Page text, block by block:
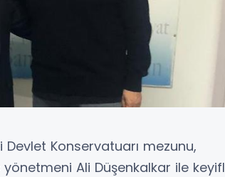
Devlet Konservatuarı mezunu,
Ali Düşenkalkar ile